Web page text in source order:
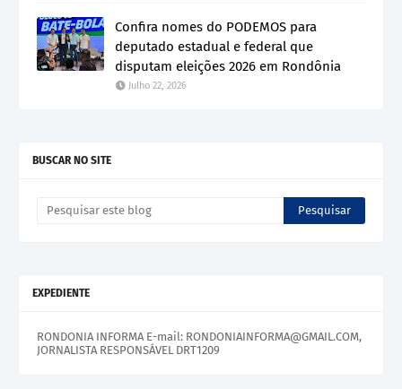
Confira nomes do PODEMOS para
deputado estadual e federal que
disputam eleições 2026 em Rondônia
Julho 22, 2026
BUSCAR NO SITE
EXPEDIENTE
RONDONIA INFORMA E-mail: RONDONIAINFORMA@GMAIL.COM,
JORNALISTA RESPONSÁVEL DRT1209